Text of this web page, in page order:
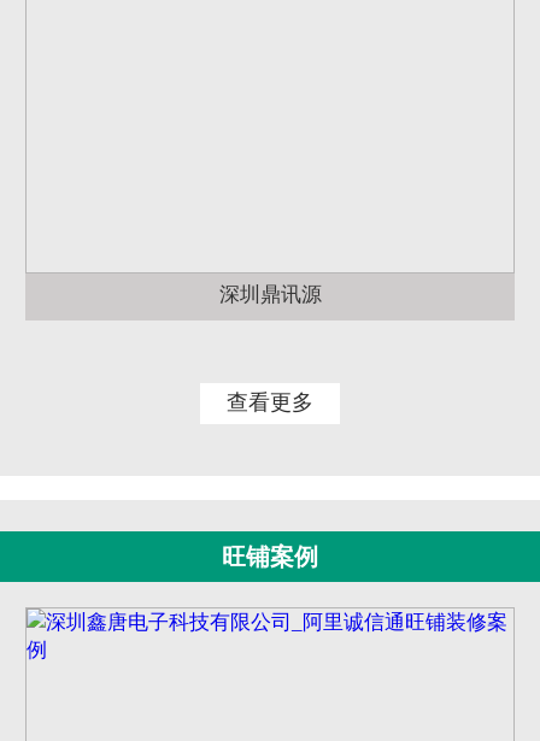
深圳鼎讯源
查看更多
旺铺案例